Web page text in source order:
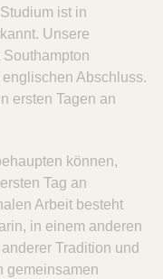
ist in
Unsere
Abschluss.
ersten Tagen an
können,
Tag an
Arbeit besteht
in einem anderen
Tradition und
gemeinsamen